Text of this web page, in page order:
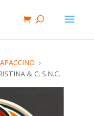
& C. S.N.C.